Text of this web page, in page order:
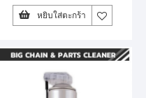
หยิบใส่ตะกร้า